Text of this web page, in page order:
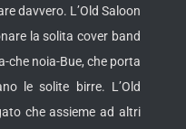
davvero. L’Old Saloon
la solita cover band
che noia-Bue, che porta
le solite birre. L’Old
che assieme ad altri